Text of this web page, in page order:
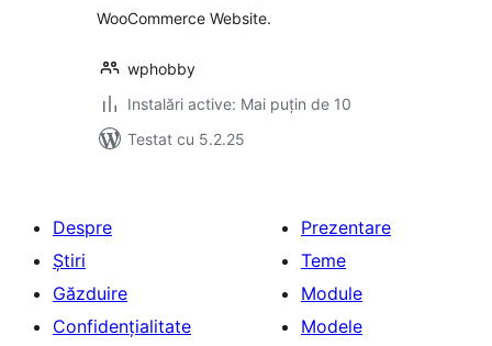
WooCommerce Website.
wphobby
Instalări active: Mai puțin de 10
Testat cu 5.2.25
Despre
Știri
Găzduire
Confidențialitate
Prezentare
Teme
Module
Modele